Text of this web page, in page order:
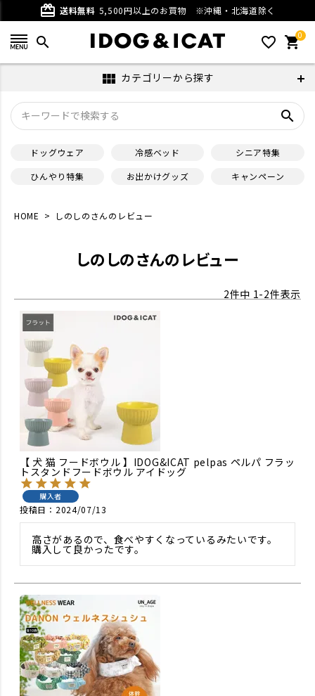
card_giftcard 送料無料 5,500円以上のお買物 ※沖縄・北海道除く
search favorite_outline 0
shopping_cart
view_module カテゴリーから探す
search
ドッグウェア 冷感ベッド
シニア特集
ひんやり特集
お出かけグッズ キャンペーン
HOME しのしのさんのレビュー
しのしのさんのレビュー
2件中 1-2件表示
【 犬 猫 フードボウル 】IDOG&ICAT pelpas ペルパ フラッ
トスタンドフードボウル アイドッグ
購入者
投稿日 2024/07/13
高さがあるので、食べやすくなっているみたいです。
購入して良かったです。